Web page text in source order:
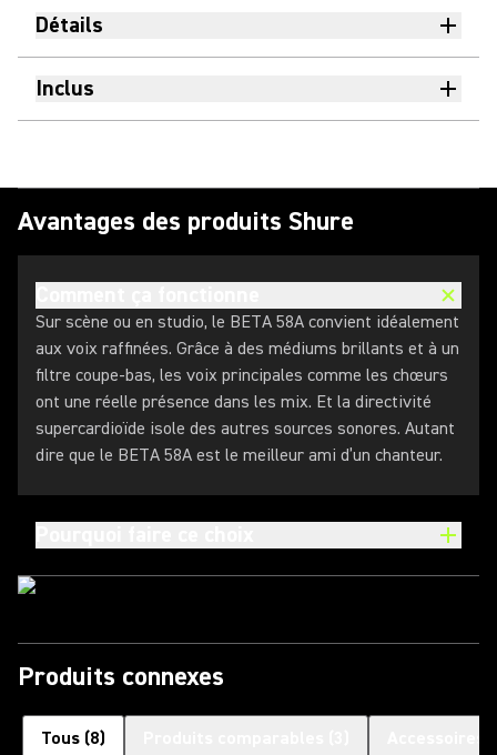
Détails
Inclus
Avantages des produits Shure
Sur scène ou en studio, le BETA 58A convient idéalement
aux voix raffinées. Grâce à des médiums brillants et à un
filtre coupe-bas, les voix principales comme les chœurs
ont une réelle présence dans les mix. Et la directivité
supercardioïde isole des autres sources sonores. Autant
dire que le BETA 58A est le meilleur ami d’un chanteur.
Produits connexes
Tous (8)